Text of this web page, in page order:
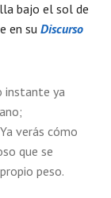
bajo el sol de
en su Discurso
instante ya
verás cómo
que se
peso.